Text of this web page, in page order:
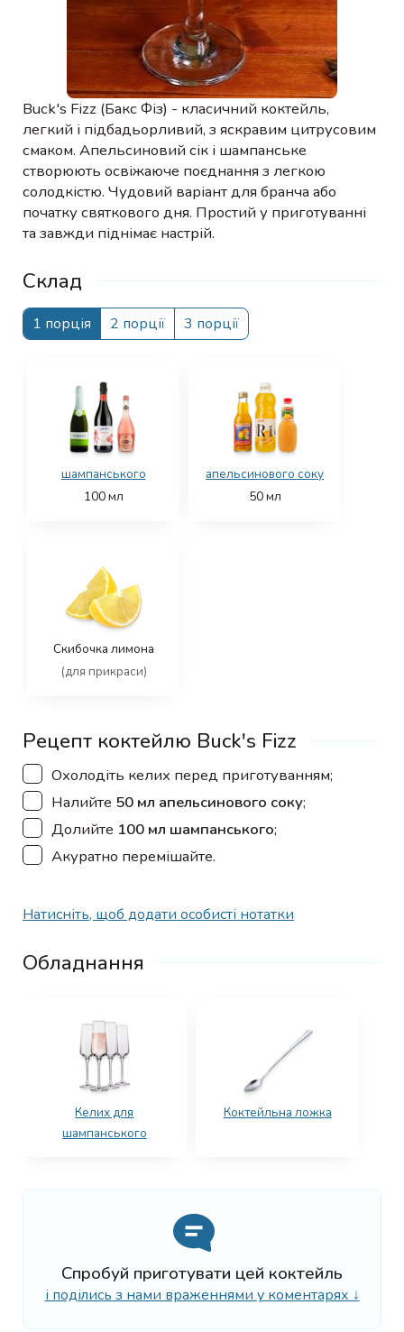
Buck's Fizz (Бакс Фіз) - класичний коктейль,
легкий і підбадьорливий, з яскравим цитрусовим
смаком. Апельсиновий сік і шампанське
створюють освіжаюче поєднання з легкою
солодкістю. Чудовий варіант для бранча або
початку святкового дня. Простий у приготуванні
та завжди піднімає настрій.
Склад
1 порція 2 порції 3 порції
шампанського
100мл
апельсинового соку
50мл
Скибочка лимона
(для прикраси)
Рецепт коктейлю Buck's Fizz
▢
Охолодіть келих перед приготуванням;
▢
Налийте 50 мл апельсинового соку;
▢
Долийте 100 мл шампанського;
▢
Акуратно перемішайте.
Натисніть, щоб додати особисті нотатки
Обладнання
Келих для
шампанського
Коктейльна ложка
Спробуй приготувати цей коктейль
і поділись з нами враженнями у коментарях ↓